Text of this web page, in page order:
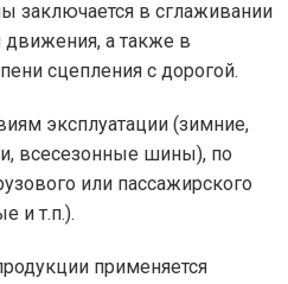
заключается в сглаживании
движения, а также в
сцепления с дорогой.
эксплуатации (зимние,
всесезонные шины), по
или пассажирского
и т.п.).
применяется